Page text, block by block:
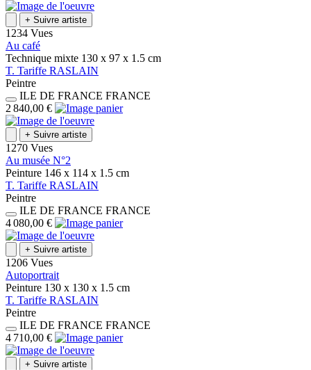
+ Suivre artiste
1234 Vues
Au café
Technique mixte 130 x 97 x 1.5 cm
T. Tariffe RASLAIN
Peintre
ILE DE FRANCE FRANCE
2 840,00 €
+ Suivre artiste
1270 Vues
Au musée N°2
Peinture 146 x 114 x 1.5 cm
T. Tariffe RASLAIN
Peintre
ILE DE FRANCE FRANCE
4 080,00 €
+ Suivre artiste
1206 Vues
Autoportrait
Peinture 130 x 130 x 1.5 cm
T. Tariffe RASLAIN
Peintre
ILE DE FRANCE FRANCE
4 710,00 €
+ Suivre artiste